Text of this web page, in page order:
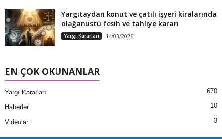
Yargıtaydan konut ve çatılı işyeri kiralarında
olağanüstü fesih ve tahliye kararı
Yargı Kararları 14/03/2026
EN ÇOK OKUNANLAR
Yargı Kararları 670
Haberler 10
Videolar 3